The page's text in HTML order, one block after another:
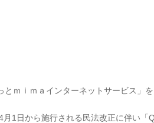
ビジネス
国
ｍｉｍａインターネットサービス」
1日から施行される民法改正に伴い「